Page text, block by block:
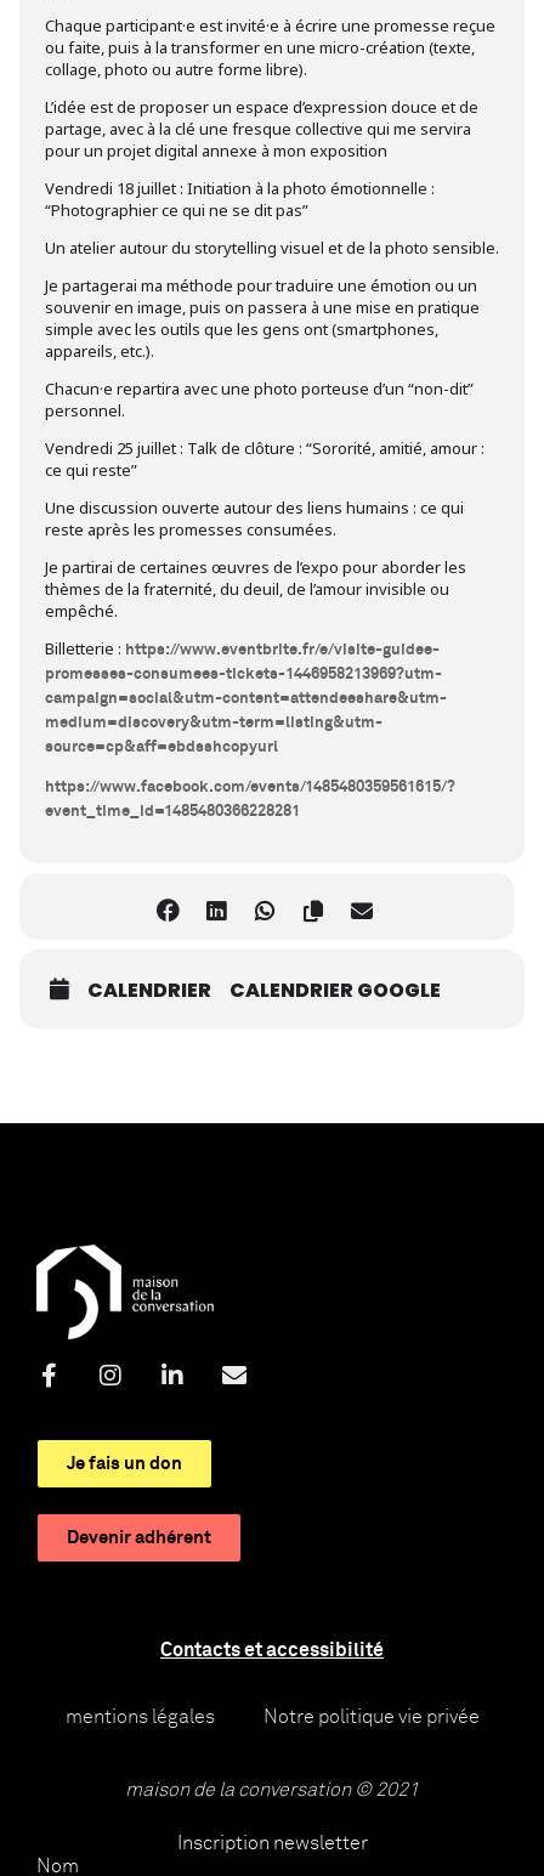
Chaque participant·e est invité·e à écrire une promesse reçue
ou faite, puis à la transformer en une micro-création (texte,
collage, photo ou autre forme libre).
L’idée est de proposer un espace d’expression douce et de
partage, avec à la clé une fresque collective qui me servira
pour un projet digital annexe à mon exposition
Vendredi 18 juillet : Initiation à la photo émotionnelle :
“Photographier ce qui ne se dit pas”
Un atelier autour du storytelling visuel et de la photo sensible.
Je partagerai ma méthode pour traduire une émotion ou un
souvenir en image, puis on passera à une mise en pratique
simple avec les outils que les gens ont (smartphones,
appareils, etc.).
Chacun·e repartira avec une photo porteuse d’un “non-dit”
personnel.
Vendredi 25 juillet : Talk de clôture : “Sororité, amitié, amour :
ce qui reste”
Une discussion ouverte autour des liens humains : ce qui
reste après les promesses consumées.
Je partirai de certaines œuvres de l’expo pour aborder les
thèmes de la fraternité, du deuil, de l’amour invisible ou
empêché.
Billetterie : https://www.eventbrite.fr/e/visite-guidee-
promesses-consumees-tickets-1446958213969?utm-
campaign=social&utm-content=attendeeshare&utm-
medium=discovery&utm-term=listing&utm-
source=cp&aff=ebdsshcopyurl
https://www.facebook.com/events/1485480359561615/?
event_time_id=1485480366228281
CALENDRIER CALENDRIER GOOGLE
Je fais un don
Devenir adhérent
Contacts et accessibilité
mentions légales Notre politique vie privée
maison de la conversation © 2021
Inscription newsletter
Nom